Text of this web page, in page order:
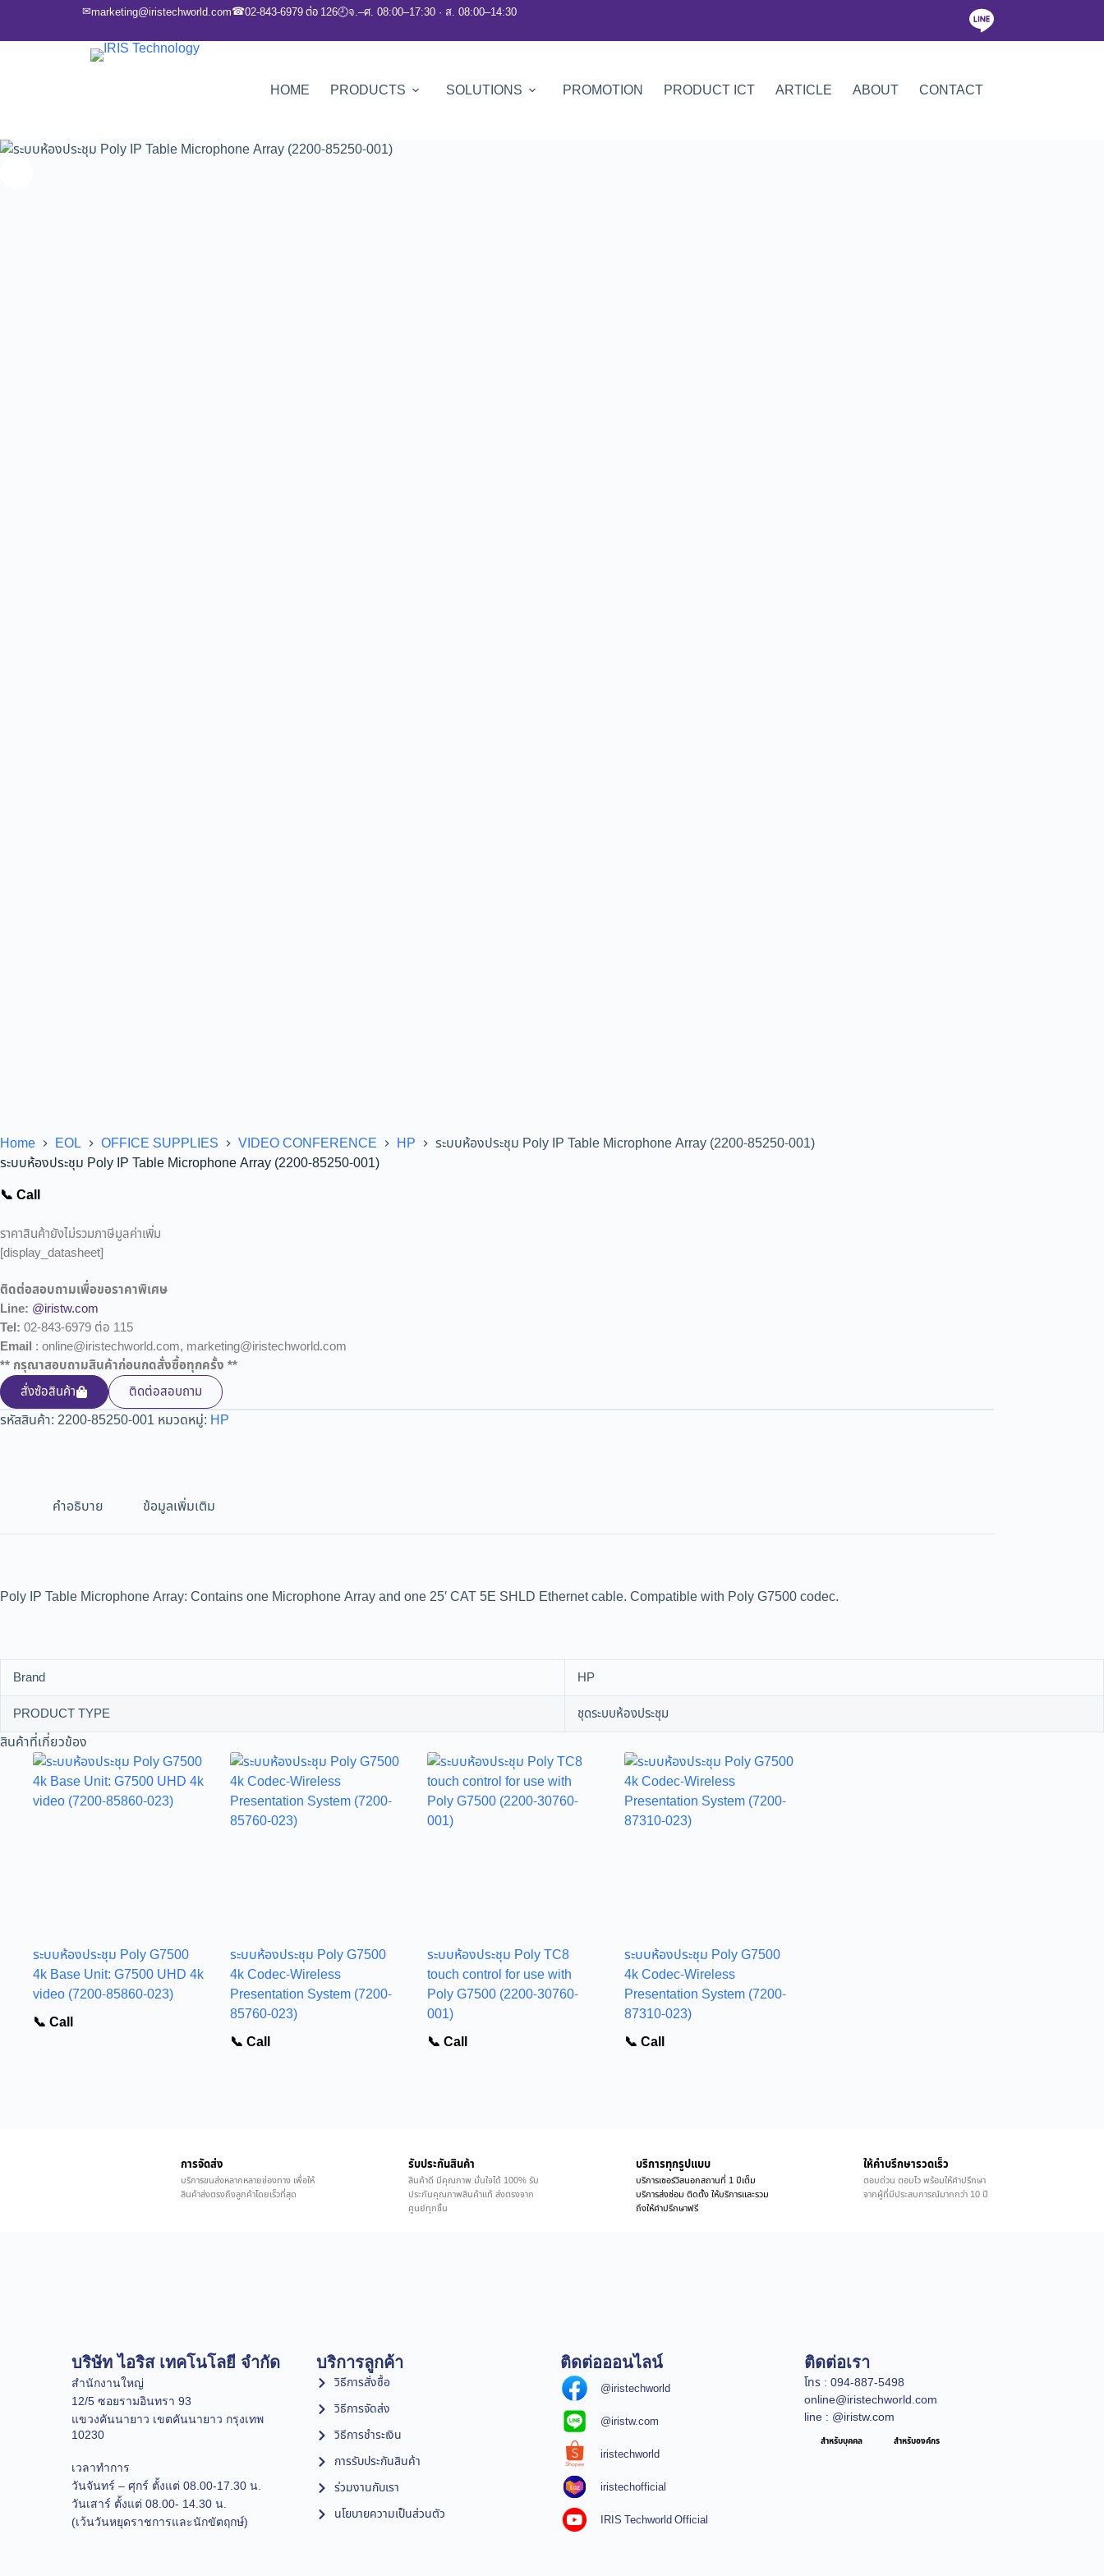
✉marketing@iristechworld.com☎02-843-6979 ต่อ 126🕘จ.–ศ. 08:00–17:30 · ส. 08:00–14:30
HOME PRODUCTS SOLUTIONS PROMOTION PRODUCT ICT ARTICLE ABOUT CONTACT
Home EOL OFFICE SUPPLIES VIDEO CONFERENCE HP
ระบบห้องประชุม Poly IP Table Microphone Array (2200-85250-001)
ระบบห้องประชุม Poly IP Table Microphone Array (2200-85250-001)
📞 Call
ราคาสินค้ายังไม่รวมภาษีมูลค่าเพิ่ม
[display_datasheet]
ติดต่อสอบถามเพื่อขอราคาพิเศษ
Line: @iristw.com
Tel: 02-843-6979 ต่อ 115
Email : online@iristechworld.com, marketing@iristechworld.com
** กรุณาสอบถามสินค้าก่อนกดสั่งซื้อทุกครั้ง **
สั่งซ้อสินค้า
ติดต่อสอบถาม
รหัสสินค้า: 2200-85250-001 หมวดหมู่: HP
คำอธิบาย ข้อมูลเพิ่มเติม
Poly IP Table Microphone Array: Contains one Microphone Array and one 25′ CAT 5E SHLD Ethernet cable. Compatible with Poly G7500 codec.
Brand
HP
PRODUCT TYPE
ชุดระบบห้องประชุม
สินค้าที่เกี่ยวข้อง
ระบบห้องประชุม Poly G7500
4k Base Unit: G7500 UHD 4k
video (7200-85860-023)
📞 Call
ระบบห้องประชุม Poly G7500
4k Codec-Wireless
Presentation System (7200-
85760-023)
📞 Call
ระบบห้องประชุม Poly TC8
touch control for use with
Poly G7500 (2200-30760-
001)
📞 Call
ระบบห้องประชุม Poly G7500
4k Codec-Wireless
Presentation System (7200-
87310-023)
📞 Call
การจัดส่ง
บริการขนส่งหลากหลายช่องทาง เพื่อให้
สินค้าส่งตรงถึงลูกค้าโดยเร็วที่สุด
รับประกันสินค้า
สินค้าดี มีคุณภาพ มั่นใจได้ 100% รับ
ประกันคุณภาพสินค้าแท้ ส่งตรงจาก
ศูนย์ทุกชิ้น
บริการทุกรูปแบบ
บริการเซอร์วิสนอกสถานที่ 1 ปีเต็ม
บริการส่งซ่อม ติดตั้ง ให้บริการและรวม
ถึงให้คำปรึกษาฟรี
ให้คำบรึกษารวดเร็ว
ตอบด่วน ตอบไว พร้อมให้คำปรึกษา
จากผู้ที่มีประสบการณ์มากกว่า 10 ปี
บริษัท ไอริส เทคโนโลยี จำกัด
สำนักงานใหญ่
12/5 ซอยรามอินทรา 93
แขวงคันนายาว เขตคันนายาว กรุงเทพ
10230
เวลาทำการ
วันจันทร์ – ศุกร์ ตั้งแต่ 08.00-17.30 น.
วันเสาร์ ตั้งแต่ 08.00- 14.30 น.
(เว้นวันหยุดราชการและนักขัตฤกษ์)
บริการลูกค้า
วิธีการสั่งซื้อ
วิธีการจัดส่ง
วิธีการชำระเงิน
การรับประกันสินค้า
ร่วมงานกับเรา
นโยบายความเป็นส่วนตัว
ติดต่อออนไลน์
@iristechworld
@iristw.com
iristechworld
iristechofficial
IRIS Techworld Official
ติดต่อเรา
โทร : 094-887-5498
online@iristechworld.com
line : @iristw.com
สำหรับบุคคล สำหรับองค์กร